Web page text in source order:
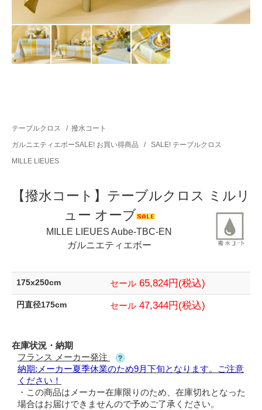
テーブルクロス / 撥水コート
ガルニエティエボーSALE! お買い得商品
/ SALE! テーブルクロス
MILLE LIEUES
【撥水コート】テーブルクロス ミルリ
ュー オーブ
MILLE LIEUES Aube-TBC-EN
ガルニエティエボー
175x250cm セール 65,824円(税込)
円直径175cm セール 47,344円(税込)
在庫状況・納期
フランス メーカー発注
納期:メーカー夏季休業のため9月下旬となります。ご注意
ください！
・この商品はメーカー在庫限りのため、在庫切れとなった
場合はお届けできませんので予めご了承ください。